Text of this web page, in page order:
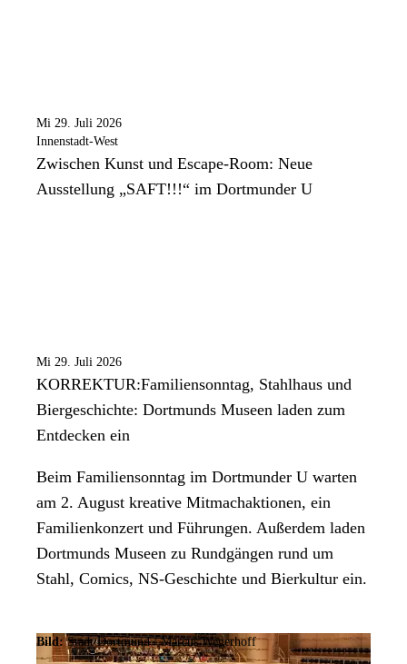
Mi 29. Juli 2026
Innenstadt-West
Zwischen Kunst und Escape-Room: Neue
Ausstellung „SAFT!!!“ im Dortmunder U
Mi 29. Juli 2026
KORREKTUR:Familiensonntag, Stahlhaus und
Biergeschichte: Dortmunds Museen laden zum
Entdecken ein
Beim Familiensonntag im Dortmunder U warten
am 2. August kreative Mitmachaktionen, ein
Familienkonzert und Führungen. Außerdem laden
Dortmunds Museen zu Rundgängen rund um
Stahl, Comics, NS-Geschichte und Bierkultur ein.
Bild: Stadt Dortmund / Marcus Wegerhoff